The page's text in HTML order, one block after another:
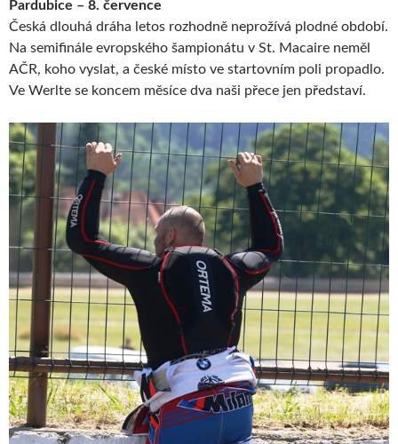
Pardubice – 8. července
Česká dlouhá dráha letos rozhodně neprožívá plodné období.
Na semifinále evropského šampionátu v St. Macaire neměl
AČR, koho vyslat, a české místo ve startovním poli propadlo.
Ve Werlte se koncem měsíce dva naši přece jen představí.